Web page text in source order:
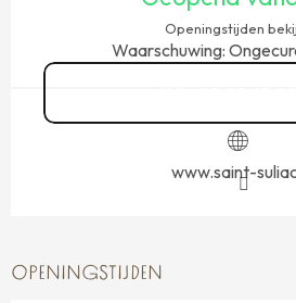
Openingstijden
Waarschuwing:
www.saint-
OPENINGSTIJDEN